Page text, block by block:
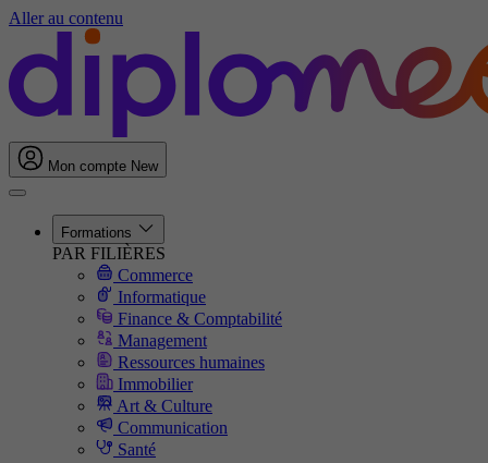
Aller au contenu
Mon compte New
Formations
PAR FILIÈRES
Commerce
Informatique
Finance & Comptabilité
Management
Ressources humaines
Immobilier
Art & Culture
Communication
Santé